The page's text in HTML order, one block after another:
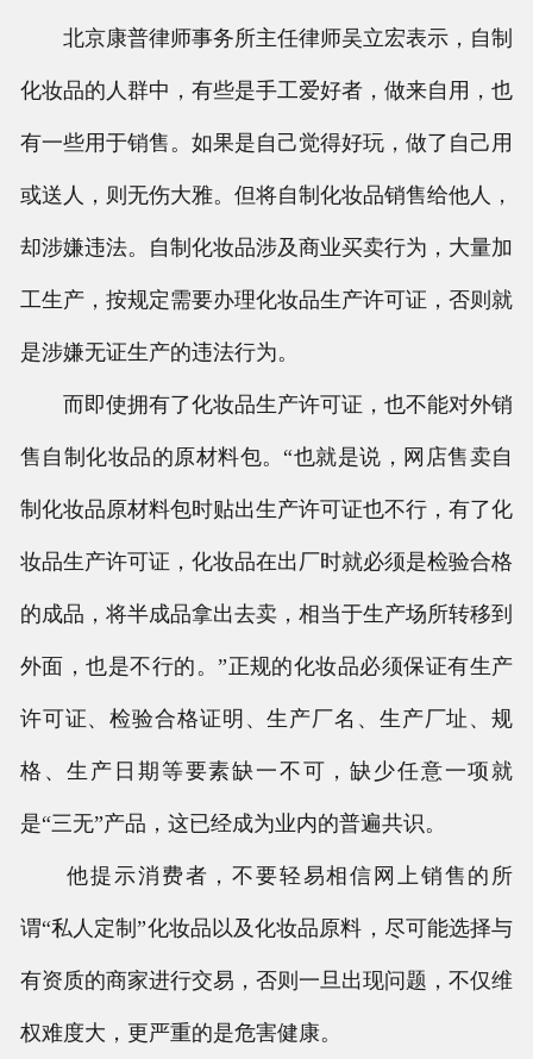
北京康普律师事务所主任律师吴立宏表示，自制
化妆品的人群中，有些是手工爱好者，做来自用，也
有一些用于销售。如果是自己觉得好玩，做了自己用
或送人，则无伤大雅。但将自制化妆品销售给他人，
却涉嫌违法。自制化妆品涉及商业买卖行为，大量加
工生产，按规定需要办理化妆品生产许可证，否则就
是涉嫌无证生产的违法行为。
而即使拥有了化妆品生产许可证，也不能对外销
售自制化妆品的原材料包。“也就是说，网店售卖自
制化妆品原材料包时贴出生产许可证也不行，有了化
妆品生产许可证，化妆品在出厂时就必须是检验合格
的成品，将半成品拿出去卖，相当于生产场所转移到
外面，也是不行的。”正规的化妆品必须保证有生产
许可证、检验合格证明、生产厂名、生产厂址、规
格、生产日期等要素缺一不可，缺少任意一项就
是“三无”产品，这已经成为业内的普遍共识。
他提示消费者，不要轻易相信网上销售的所
谓“私人定制”化妆品以及化妆品原料，尽可能选择与
有资质的商家进行交易，否则一旦出现问题，不仅维
权难度大，更严重的是危害健康。